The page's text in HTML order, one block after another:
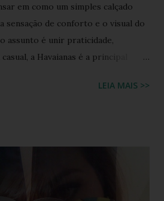
em como um simples calçado
sensação de conforto e o visual do
assunto é unir praticidade,
a Havaianas é a principal
89,99 quase o dobro de um
exposição à praia. Analisamos desde
LEIA MAIS >>